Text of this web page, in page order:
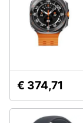
€ 374,71